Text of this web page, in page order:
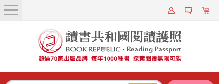
關於我們
近期新書